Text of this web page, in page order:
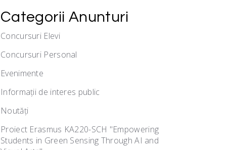
Categorii Anunturi
Concursuri Elevi
Concursuri Personal
Evenimente
Informații de interes public
Noutăţi
Proiect Erasmus KA220-SCH "Empowering
Students in Green Sensing Through AI and